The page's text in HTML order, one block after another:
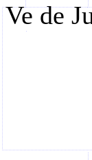
Ve de